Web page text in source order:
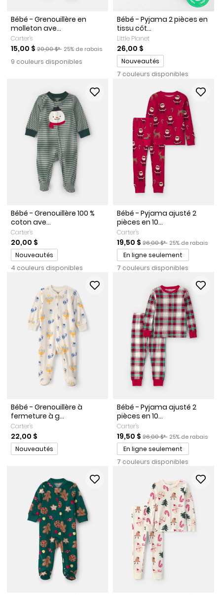
Bébé - Grenouillère en
molleton ave...
Carter's
Prix de solde
15,00 $ Prix ​​de détail suggéré par le fabricant
20,00 $* Pourcentage de rabais
25% de rabais
9 couleurs disponibles
Bébé - Pyjama 2 pièces en
tissu côt...
Little Planet
26,00 $
Promotions
Nouveautés
7 couleurs disponibles
Bébé - Grenouillère 100 %
coton ave...
Carter's
20,00 $
Promotions
Nouveautés
4 couleurs disponibles
Bébé - Pyjama ajusté 2
pièces en 10...
Carter's
Prix de solde
19,50 $ Prix ​​de détail suggéré par
26,00 $* Pourcentage de
25% de rabais
En ligne seulement
7 couleurs disponibles
Bébé - Grenouillère à
fermeture à g...
Carter's
22,00 $
Promotions
Nouveautés
Bébé - Pyjama ajusté 2
pièces en 10...
Carter's
Prix de solde
19,50 $ Prix ​​de détail suggéré par
26,00 $* Pourcentage de
25% de rabais
En ligne seulement
7 couleurs disponibles